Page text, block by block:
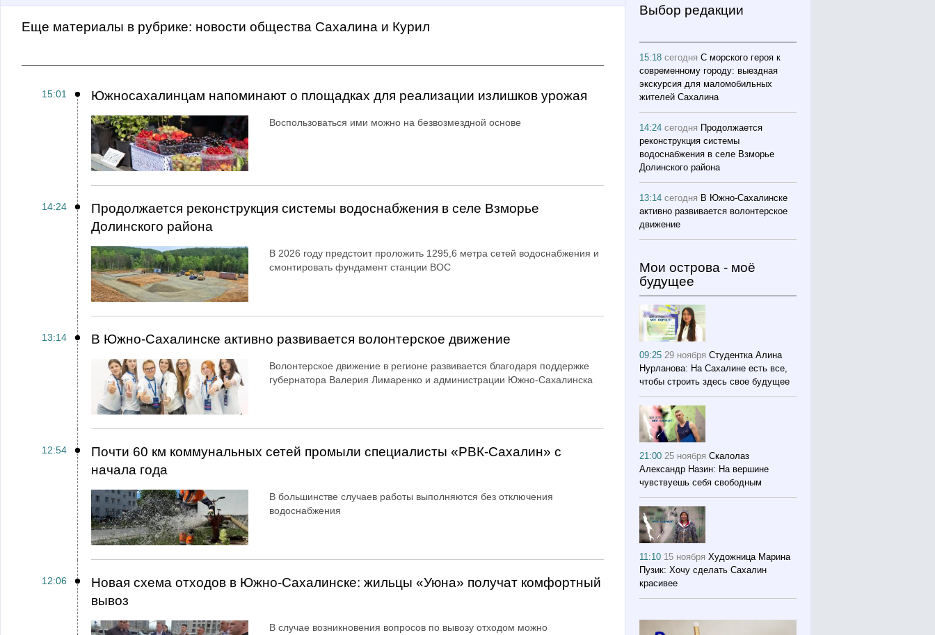
Еще материалы в рубрике: Новости общества Сахалина и Курил
15:01 Южносахалинцам напоминают о площадках для реализации излишков урожая
Воспользоваться ими можно на безвозмездной основе
14:24
Продолжается реконструкция системы водоснабжения в селе Взморье
Долинского района
В 2026 году предстоит проложить 1295,6 метра сетей водоснабжения и
смонтировать фундамент станции ВОС
13:14 В Южно-Сахалинске активно развивается волонтерское движение
Волонтерское движение в регионе развивается благодаря поддержке
губернатора Валерия Лимаренко и администрации Южно-Сахалинска
12:54
Почти 60 км коммунальных сетей промыли специалисты «РВК‑Сахалин» с
начала года
В большинстве случаев работы выполняются без отключения
водоснабжения
12:06
Новая схема отходов в Южно-Сахалинске: жильцы «Уюна» получат комфортный
вывоз
В случае возникновения вопросов по вывозу отходом можно
Выбор редакции
15:18сегодня С морского героя к
современному городу: выездная
экскурсия для маломобильных
жителей Сахалина
14:24сегодня Продолжается
реконструкция системы
водоснабжения в селе Взморье
Долинского района
13:14сегодня В Южно-Сахалинске
активно развивается волонтерское
движение
Мои острова - моё
будущее
09:25 29 ноября Студентка Алина
Нурланова: На Сахалине есть все,
чтобы строить здесь свое будущее
21:0025 ноября Скалолаз
Александр Назин: На вершине
чувствуешь себя свободным
11:10 15 ноября Художница Марина
Пузик: Хочу сделать Сахалин
красивее